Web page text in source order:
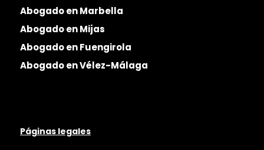
Abogado en Marbella
Abogado en Mijas
Abogado en Fuengirola
Abogado en Vélez-Málaga
Páginas legales